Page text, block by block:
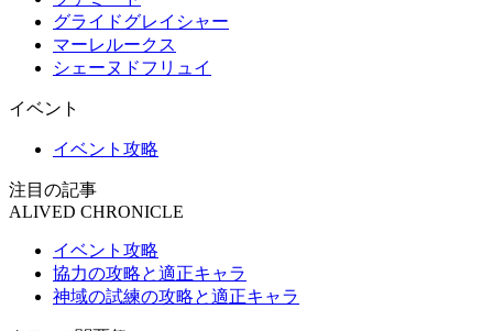
グライドグレイシャー
マーレルークス
シェーヌドフリュイ
イベント
イベント攻略
注目の記事
ALIVED CHRONICLE
イベント攻略
協力の攻略と適正キャラ
神域の試練の攻略と適正キャラ